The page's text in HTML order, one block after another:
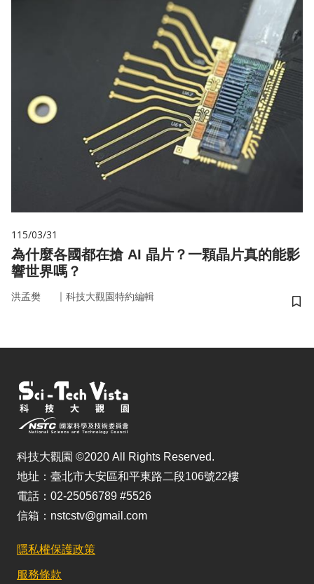
115/03/31
為什麼各國都在搶 AI 晶片？一顆晶片真的能影
響世界嗎？
洪孟樊 ｜ 科技大觀園特約編輯
儲
科技大觀園 ©2020 All Rights Reserved.
地址：臺北市大安區和平東路二段106號22樓
電話：02-25056789 #5526
信箱：nstcstv@gmail.com
隱私權保護政策
服務條款